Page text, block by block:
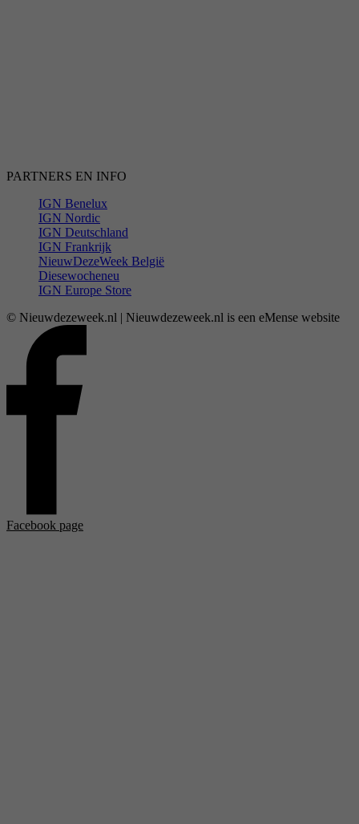
PARTNERS EN INFO
IGN Benelux
IGN Nordic
IGN Deutschland
IGN Frankrijk
NieuwDezeWeek België
Diesewocheneu
IGN Europe Store
© Nieuwdezeweek.nl | Nieuwdezeweek.nl is een eMense website
Facebook page